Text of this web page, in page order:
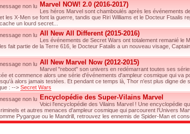
Marvel NOW! 2.0 (2016-2017)
Les héros Marvel sont chamboulés après les événements
les X-Men se font la guerre, tandis que Riri Williams et le Docteur Ftaalis
un lourd secret...
All New All Different (2015-2016)
Les événements de Secret Wars ont totalement remanié le
fait partie de la Terre 616, le Docteur Fatalis a un nouveau visage,
All New Marvel Now (2012-2015)
Marvel "reboot" son univers en redémarrant toutes ses
et commence alors une série d'événements d'ampleur cosmique qui va
alors jamais testées. Et pendant ce temps là, Thor n'est plus digne de
: --> Secret Wars
Encyclopédie des Super-Vilains Marvel
Voici l'encyclopédie des Vilains Marvel ! Une encyclopédie
et autres menaces d'ampleur cosmique qui parcourent l'Univers
Pygargue ou le Mandrill, retrouvez les ennemis de Spider-Man et